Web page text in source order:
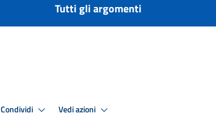
Tutti gli argomenti
Condividi Vedi azioni